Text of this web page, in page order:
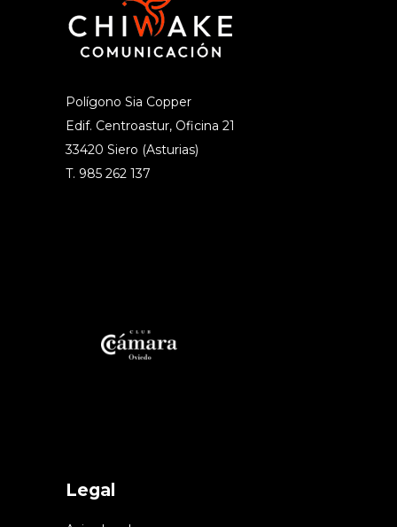
Polígono Sia Copper
Edif. Centroastur, Oficina 21
33420 Siero (Asturias)
T. 985 262 137
Legal